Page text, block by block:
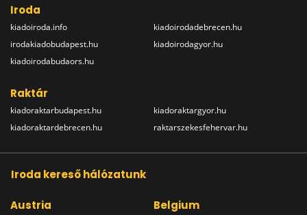
Iroda
kiadoiroda.info
irodakiadobudapest.hu
kiadoirodabudaors.hu
kiadoirodadebrecen.hu
kiadoirodagyor.hu
Raktár
kiadoraktarbudapest.hu
kiadoraktardebrecen.hu
kiadoraktargyor.hu
raktarszekesfehervar.hu
Iroda kereső hálózatunk
Austria Belgium